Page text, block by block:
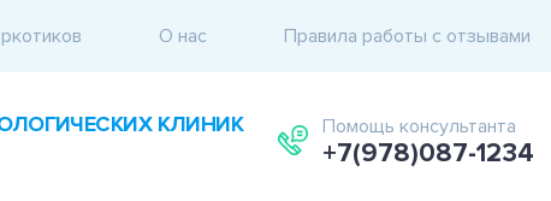
О нас Правила работы с отзывами
КЛИНИК Помощь консультанта
+7(978)087-1234